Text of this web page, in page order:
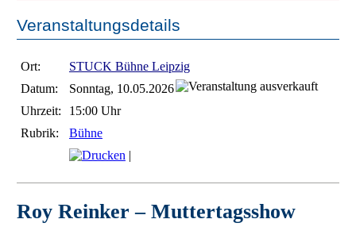
Veranstaltungsdetails
Ort:
STUCK Bühne Leipzig
Datum:
Sonntag, 10.05.2026
Uhrzeit:
15:00 Uhr
Rubrik:
Bühne
|
Roy Reinker – Muttertagsshow